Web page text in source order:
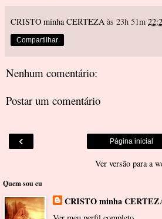
CRISTO minha CERTEZA às 23h 51m
Compartilhar
Nenhum comentário:
Postar um comentário
‹ Página inicial
Ver versão para a
Quem sou eu
CRISTO minha